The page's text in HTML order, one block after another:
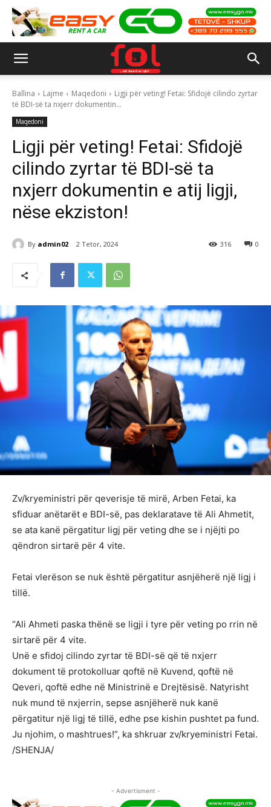
Ballina Lajme Maqedoni
Ligji për veting! Fetai: Sfidojë cilindo zyrtar
të BDI-së ta nxjerr dokumentin...
Maqedoni
Ligji për veting! Fetai: Sfidojë
cilindo zyrtar të BDI-së ta
nxjerr dokumentin e atij ligji,
nëse ekziston!
By admin02 2 Tetor, 2024 0
316
Zv/kryeministri për qeverisje të mirë, Arben Fetai, ka
sfiduar anëtarët e BDI-së, pas deklaratave të Ali Ahmetit,
se ata kanë përgatitur ligj për veting dhe se i njëjti po
qëndron sirtarë për 4 vite.
Fetai vlerëson se nuk është përgatitur asnjëherë një ligj i
tillë.
“Ali Ahmeti paska thënë se ligji i tyre për veting po rrin në
sirtarë për 4 vite.
Unë e sfidoj cilindo zyrtar të BDI-së që të nxjerr
dokument të protokolluar qoftë në Kuvend, qoftë në
Qeveri, qoftë edhe në Ministrinë e Drejtësisë. Natyrisht
nuk mund të nxjerrin, sepse asnjëherë nuk kanë
përgatitur një ligj të tillë, edhe pse kishin pushtet pa fund.
Ju njohim, o mashtrues!”, ka shkruar zv/kryeministri Fetai.
/SHENJA/
- Advertisment -